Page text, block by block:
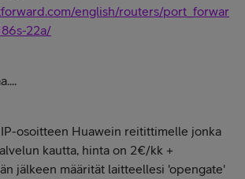
english/routers/port_forwar
22a/
osoitteen Huawein reitittimelle jonka
kautta, hinta on 2€/kk +
jälkeen määrität laitteellesi 'opengate'